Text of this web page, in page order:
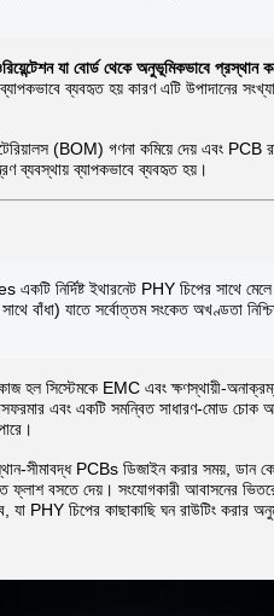
যা বোর্ড থেকে অনুভূমিকভাবে প্রস্থান
ব্যবহৃত হয় কারণ এটি উপাদানের
(BOM) গণনা কমিয়ে দেয় এবং PCB
ব্যবস্থায় ব্যাপকভাবে ব্যবহৃত হয়।
নির্দিষ্ট ইথারনেট PHY চিপের সাথে
বাঁধা) যাতে সর্বোত্তম সংকেত অখণ্ডতা
হল সিস্টেমকে EMC এবং ক্ষণস্থায়ী-
এবং একটি সমন্বিত সাধারণ-মোড
সীমাবদ্ধ PCBs ডিজাইন করার সময়, ডান
বসতে দেয়। সংযোগকারী আবাসনের ভিতরে
PHY চিপের কাছাকাছি ঘন রাউটিং করার